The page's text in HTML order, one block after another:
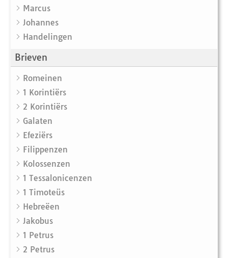
Marcus
Johannes
Handelingen
Brieven
Romeinen
1 Korintiërs
2 Korintiërs
Galaten
Efeziërs
Filippenzen
Kolossenzen
1 Tessalonicenzen
1 Timoteüs
Hebreëen
Jakobus
1 Petrus
2 Petrus